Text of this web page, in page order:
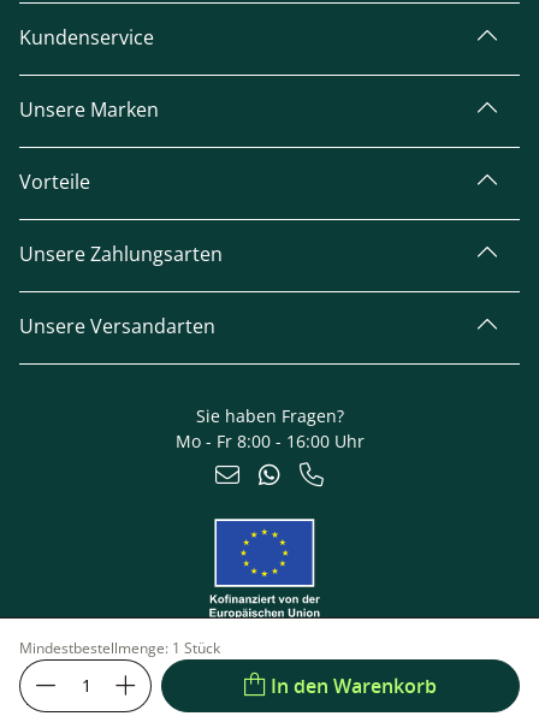
Mindestbestellmenge: 1 Stück
In den Warenkorb
Kundenservice
Unsere Marken
Vorteile
Unsere Zahlungsarten
Unsere Versandarten
Sie haben Fragen?
Mo - Fr 8:00 - 16:00 Uhr
Impressum © 2026 TerraGala Datenschutz